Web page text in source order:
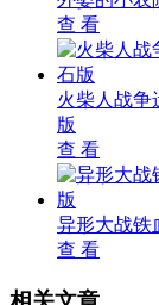
查 看
火柴人战争
版
查 看
异形大战铁
查 看